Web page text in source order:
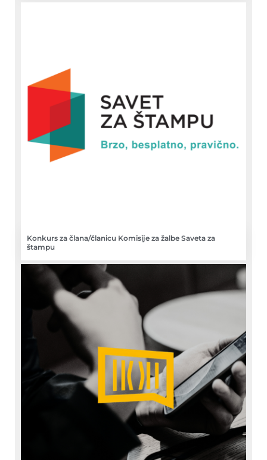
Konkurs za člana/članicu Komisije za žalbe Saveta za
štampu